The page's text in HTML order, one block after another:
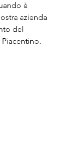
è
azienda
del